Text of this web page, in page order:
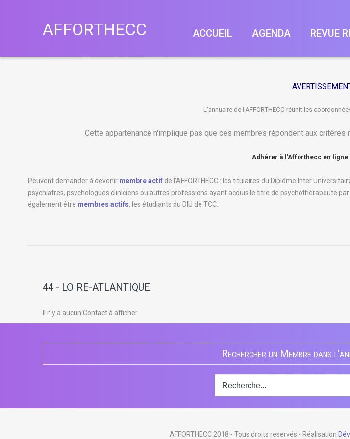
AFFORTHECC ACCUEIL AGENDA REVUE
L'annuaire de l'AFFORTHECC réunit les
Cette appartenance n'implique pas que ces membres répondent aux
Adhérer à l'Afforthecc en ligne
Peuvent demander à devenir membre actif de l’AFFORTHECC : les titulaires du Diplôme Inter
psychiatres, psychologues cliniciens ou autres professions ayant acquis le titre de psychothérapeute
également être membres actifs, les étudiants du DIU de TCC.
44 - LOIRE-ATLANTIQUE
Il n'y a aucun Contact à afficher
Rechercher un Membre dans
AFFORTHECC 2018 - Tous droits réservés - Réalisation